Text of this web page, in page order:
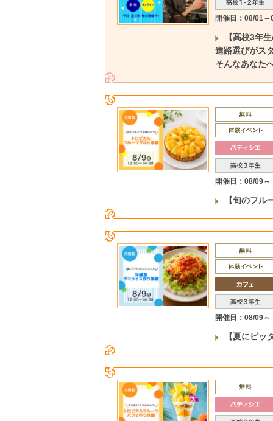
開催日：08/01～
【高校3年
進路選びがス
そんなあなた
開催日：08/09～
【旬のフ
開催日：08/09～
【夏にピ